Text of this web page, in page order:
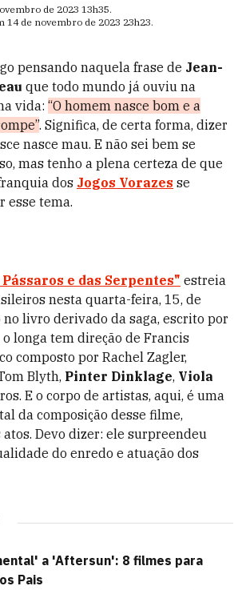
de 2023 13h35.
14 de novembro de 2023 23h23.
pensando naquela frase de Jean-
que todo mundo já ouviu na
vida: “O homem nasce bom e a
. Significa, de certa forma, dizer
nasce mau. E não sei bem se
mas tenho a plena certeza de que
dos Jogos Vorazes se
esse tema.
e das Serpentes" estreia
nesta quarta-feira, 15, de
no livro derivado da saga, escrito por
o longa tem direção de Francis
composto por Rachel Zagler,
Blyth, Pinter Dinklage, Viola
E o corpo de artistas, aqui, é uma
da composição desse filme,
Devo dizer: ele surpreendeu
do enredo e atuação dos
a 'Aftersun': 8 filmes para
Pais